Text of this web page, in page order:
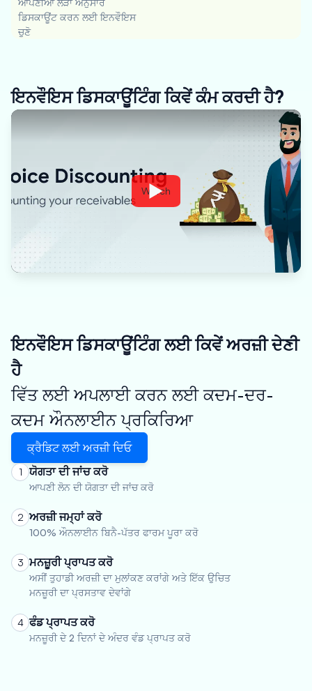
ਆਪਣੀਆਂ ਲੋੜਾਂ ਅਨੁਸਾਰ
ਡਿਸਕਾਊਂਟ ਕਰਨ ਲਈ ਇਨਵੌਇਸ
ਚੁਣੋ
ਇਨਵੌਇਸ ਡਿਸਕਾਊਂਟਿੰਗ ਕਿਵੇਂ ਕੰਮ ਕਰਦੀ ਹੈ?
Watch
ਇਨਵੌਇਸ ਡਿਸਕਾਊਂਟਿੰਗ ਲਈ ਕਿਵੇਂ ਅਰਜ਼ੀ ਦੇਣੀ
ਹੈ
ਵਿੱਤ ਲਈ ਅਪਲਾਈ ਕਰਨ ਲਈ ਕਦਮ-ਦਰ-
ਕਦਮ ਔਨਲਾਈਨ ਪ੍ਰਕਿਰਿਆ
ਕ੍ਰੈਡਿਟ ਲਈ ਅਰਜ਼ੀ ਦਿਓ
1 ਯੋਗਤਾ ਦੀ ਜਾਂਚ ਕਰੋ
ਆਪਣੀ ਲੋਨ ਦੀ ਯੋਗਤਾ ਦੀ ਜਾਂਚ ਕਰੋ
2 ਅਰਜ਼ੀ ਜਮ੍ਹਾਂ ਕਰੋ
100% ਔਨਲਾਈਨ ਬਿਨੈ-ਪੱਤਰ ਫਾਰਮ ਪੂਰਾ ਕਰੋ
3 ਮਨਜ਼ੂਰੀ ਪ੍ਰਾਪਤ ਕਰੋ
ਅਸੀਂ ਤੁਹਾਡੀ ਅਰਜ਼ੀ ਦਾ ਮੁਲਾਂਕਣ ਕਰਾਂਗੇ ਅਤੇ ਇੱਕ ਉਚਿਤ
ਮਨਜ਼ੂਰੀ ਦਾ ਪ੍ਰਸਤਾਵ ਦੇਵਾਂਗੇ
4 ਫੰਡ ਪ੍ਰਾਪਤ ਕਰੋ
ਮਨਜ਼ੂਰੀ ਦੇ 2 ਦਿਨਾਂ ਦੇ ਅੰਦਰ ਵੰਡ ਪ੍ਰਾਪਤ ਕਰੋ